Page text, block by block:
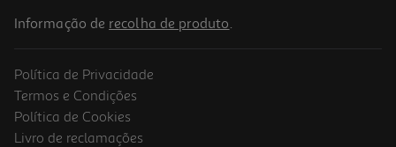
Informação de recolha de produto.
Política de Privacidade
Termos e Condições
Política de Cookies
Livro de reclamações